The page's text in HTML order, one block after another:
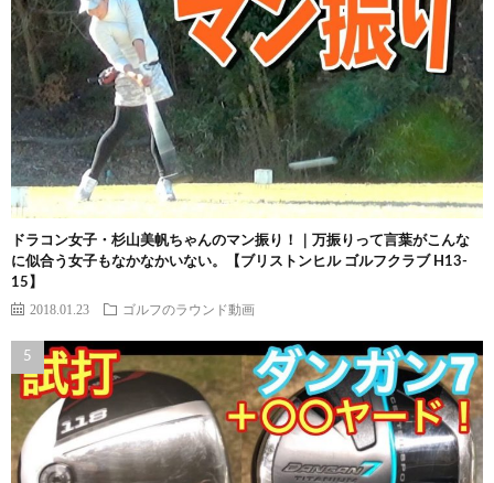
ドラコン女子・杉山美帆ちゃんのマン振り！｜万振りって言葉がこんな
に似合う女子もなかなかいない。【ブリストンヒル ゴルフクラブ H13-
15】
2018.01.23 ゴルフのラウンド動画